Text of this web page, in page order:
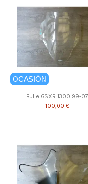
OCASIÓN
Bulle GSXR 1300 99-07
100,00 €